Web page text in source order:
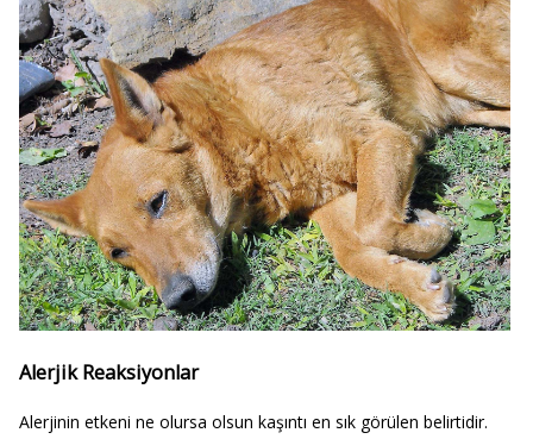
Alerjik Reaksiyonlar
Alerjinin etkeni ne olursa olsun kaşıntı en sık görülen belirtidir.